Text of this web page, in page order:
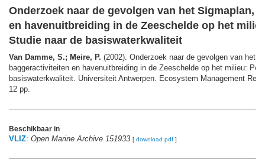
Onderzoek naar de gevolgen van het Sigmaplan,
en havenuitbreiding in de Zeeschelde op het
Studie naar de basiswaterkwaliteit
Van Damme, S.; Meire, P. (2002). Onderzoek naar de gevolgen van het
baggeractiviteiten en havenuitbreiding in de Zeeschelde op het milieu:
basiswaterkwaliteit. Universiteit Antwerpen. Ecosystem Management
12 pp.
Beschikbaar in
VLIZ: Open Marine Archive 151933 [ download pdf ]